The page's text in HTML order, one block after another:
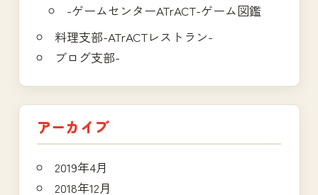
-ゲームセンターATrACT-ゲーム図鑑
料理支部-ATrACTレストラン-
ブログ支部-
アーカイブ
2019年4月
2018年12月